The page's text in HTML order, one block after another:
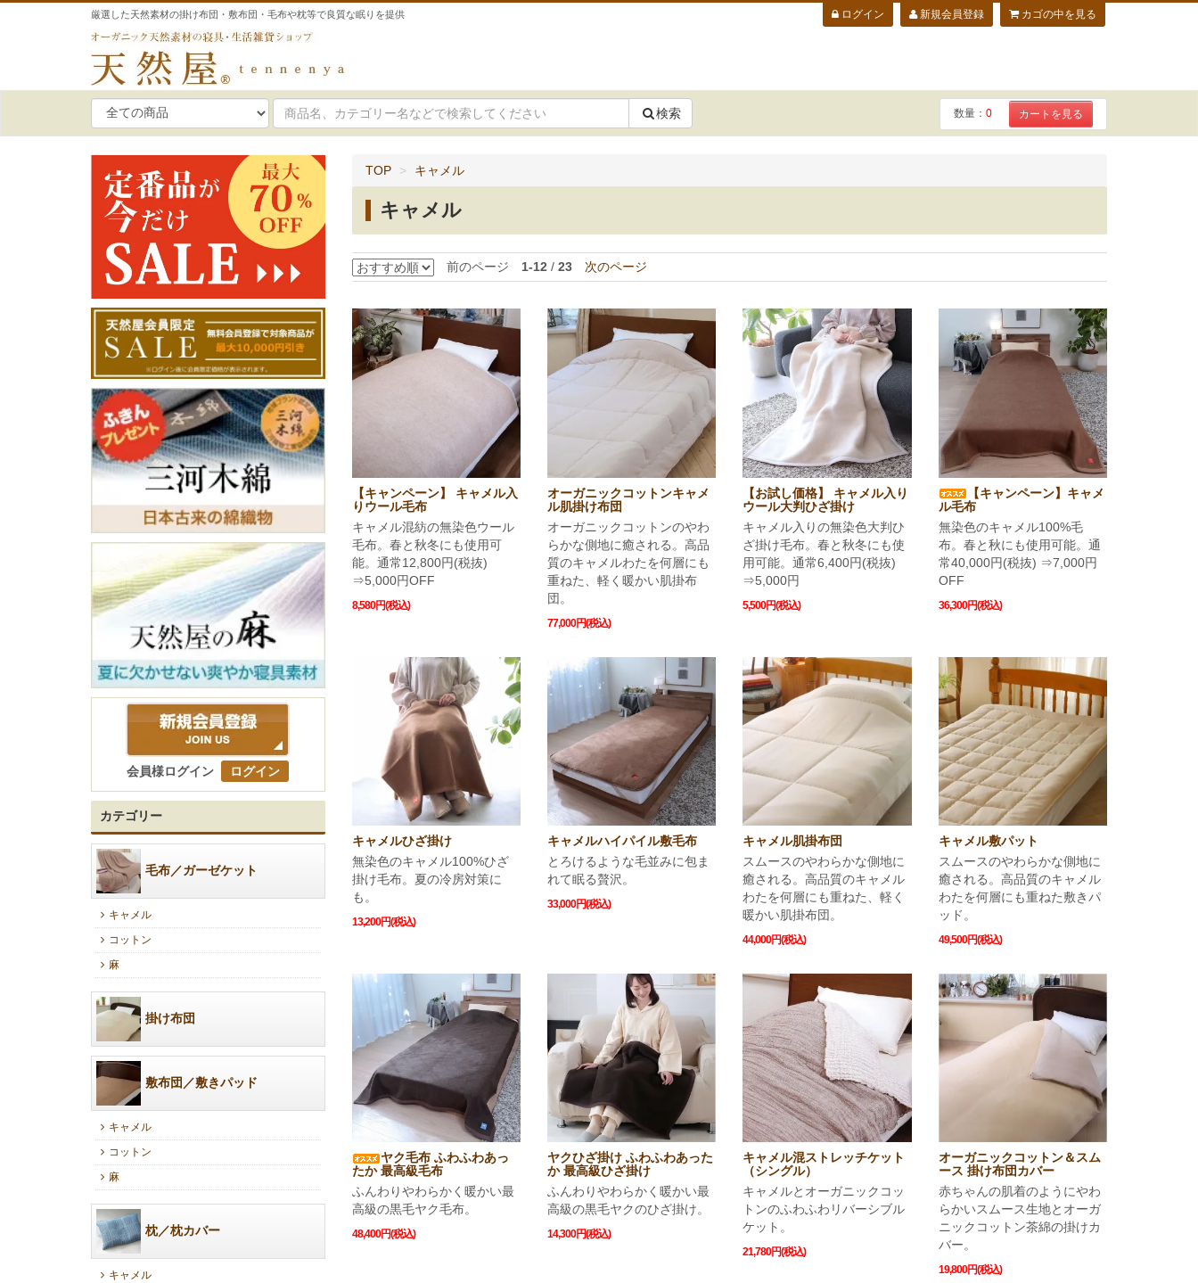
厳選した天然素材の掛け布団・敷布団・毛布や枕等で良質な眠りを提供 ログイン 新規会員登録 カゴの中を見る
検索 数量： 0 カートを見る
TOP キャメル
キャメル
前のページ 1-12 / 23 次のページ
【キャンペーン】 キャメル入
りウール毛布
キャメル混紡の無染色ウール
毛布。春と秋冬にも使用可
能。通常12,800円(税抜)
⇒5,000円OFF
8,580円(税込)
オーガニックコットンキャメ
ル肌掛け布団
オーガニックコットンのやわ
らかな側地に癒される。高品
質のキャメルわたを何層にも
重ねた、軽く暖かい肌掛布
団。
77,000円(税込)
【お試し価格】 キャメル入り
ウール大判ひざ掛け
キャメル入りの無染色大判ひ
ざ掛け毛布。春と秋冬にも使
用可能。通常6,400円(税抜)
⇒5,000円
5,500円(税込)
【キャンペーン】キャメ
ル毛布
無染色のキャメル100%毛
布。春と秋にも使用可能。通
常40,000円(税抜) ⇒7,000円
OFF
36,300円(税込)
キャメルひざ掛け
無染色のキャメル100%ひざ
掛け毛布。夏の冷房対策に
も。
13,200円(税込)
キャメルハイパイル敷毛布
とろけるような毛並みに包ま
れて眠る贅沢。
33,000円(税込)
キャメル肌掛布団
スムースのやわらかな側地に
癒される。高品質のキャメル
わたを何層にも重ねた、軽く
暖かい肌掛布団。
44,000円(税込)
キャメル敷パット
スムースのやわらかな側地に
癒される。高品質のキャメル
わたを何層にも重ねた敷きパ
ッド。
49,500円(税込)
ヤク毛布 ふわふわあっ
たか 最高級毛布
ふんわりやわらかく暖かい最
高級の黒毛ヤク毛布。
48,400円(税込)
ヤクひざ掛け ふわふわあった
か 最高級ひざ掛け
ふんわりやわらかく暖かい最
高級の黒毛ヤクのひざ掛け。
14,300円(税込)
キャメル混ストレッチケット
（シングル）
キャメルとオーガニックコッ
トンのふわふわリバーシブル
ケット。
21,780円(税込)
オーガニックコットン＆スム
ース 掛け布団カバー
赤ちゃんの肌着のようにやわ
らかいスムース生地とオーガ
ニックコットン茶綿の掛けカ
バー。
19,800円(税込)
会員様ログイン ログイン
カテゴリー
毛布／ガーゼケット
キャメル
コットン
麻
掛け布団
敷布団／敷きパッド
キャメル
コットン
麻
枕／枕カバー
キャメル